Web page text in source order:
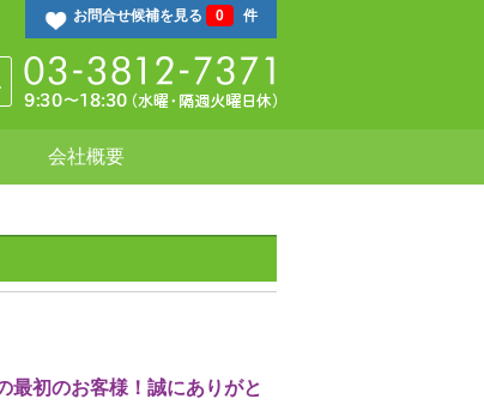
お問合せ候補を見る 0 件
会社概要
最初のお客様！誠にありがと